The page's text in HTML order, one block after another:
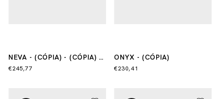
NEVA - (CÓPIA) - (CÓPIA) -
(CÓPIA) - (CÓPIA) - (CÓPIA)
€245,77
ONYX - (CÓPIA)
€230,41